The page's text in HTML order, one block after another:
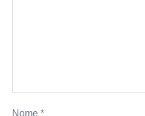
Nome *